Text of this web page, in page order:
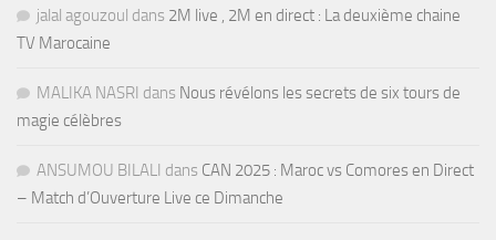
jalal agouzoul dans 2M live , 2M en direct : La deuxième chaine
TV Marocaine
MALIKA NASRI dans Nous révélons les secrets de six tours de
magie célèbres
ANSUMOU BILALI dans CAN 2025 : Maroc vs Comores en Direct
– Match d’Ouverture Live ce Dimanche